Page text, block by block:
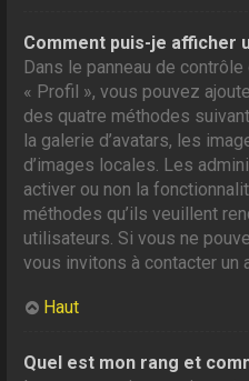
Comment puis-je afficher
Dans le panneau de
« Profil », vous pouvez
des quatre méthodes
la galerie d’avatars, les
d’images locales. Les
activer ou non la
méthodes qu’ils veuillent
utilisateurs. Si vous ne
vous invitons à contacter un
Haut
Quel est mon rang et